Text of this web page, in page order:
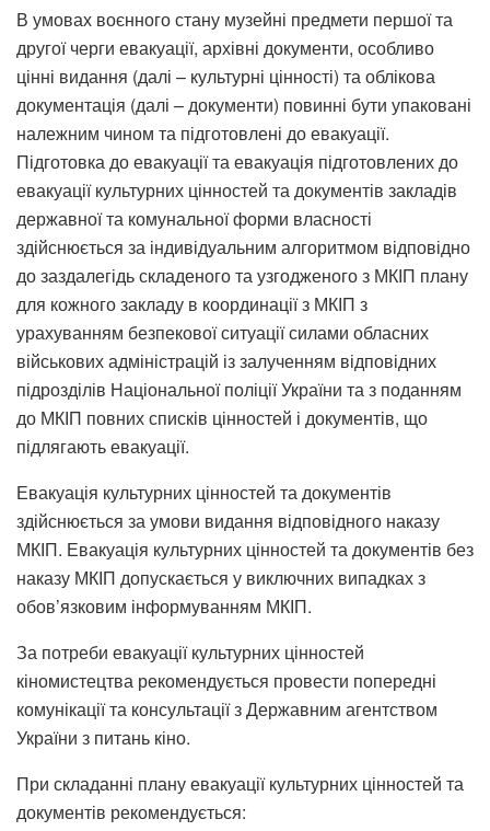
В умовах воєнного стану музейні предмети першої та
другої черги евакуації, архівні документи, особливо
цінні видання (далі – культурні цінності) та облікова
документація (далі – документи) повинні бути упаковані
належним чином та підготовлені до евакуації.
Підготовка до евакуації та евакуація підготовлених до
евакуації культурних цінностей та документів закладів
державної та комунальної форми власності
здійснюється за індивідуальним алгоритмом відповідно
до заздалегідь складеного та узгодженого з МКІП плану
для кожного закладу в координації з МКІП з
урахуванням безпекової ситуації силами обласних
військових адміністрацій із залученням відповідних
підрозділів Національної поліції України та з поданням
до МКІП повних списків цінностей і документів, що
підлягають евакуації.
Евакуація культурних цінностей та документів
здійснюється за умови видання відповідного наказу
МКІП. Евакуація культурних цінностей та документів без
наказу МКІП допускається у виключних випадках з
обов’язковим інформуванням МКІП.
За потреби евакуації культурних цінностей
кіномистецтва рекомендується провести попередні
комунікації та консультації з Державним агентством
України з питань кіно.
При складанні плану евакуації культурних цінностей та
документів рекомендується: